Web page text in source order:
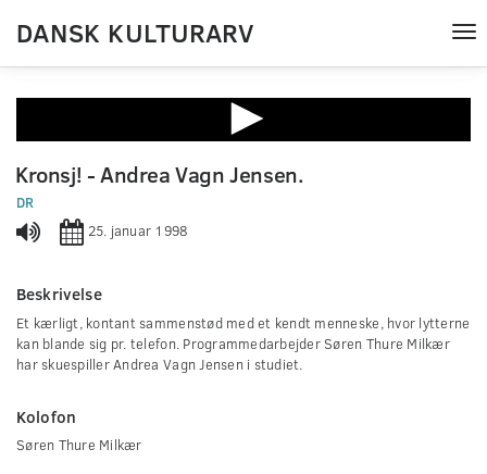
DANSK KULTURARV
seconds
of
0
seconds
Kronsj! - Andrea Vagn Jensen.
DR
25. januar 1998
Beskrivelse
Et kærligt, kontant sammenstød med et kendt menneske, hvor lytterne
kan blande sig pr. telefon. Programmedarbejder Søren Thure Milkær
har skuespiller Andrea Vagn Jensen i studiet.
Kolofon
Søren Thure Milkær